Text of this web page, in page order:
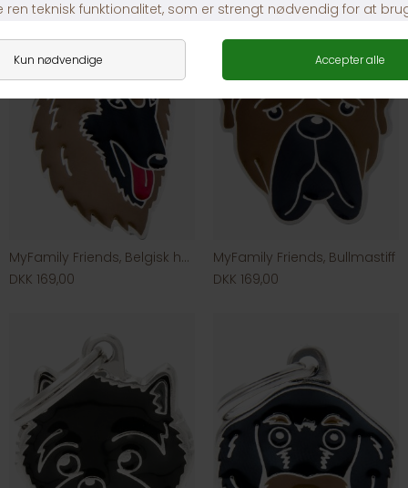
MyFamily Friends, Belgisk hyrdehund
DKK 169,00
MyFamily Friends, Bullmastiff
DKK 169,00